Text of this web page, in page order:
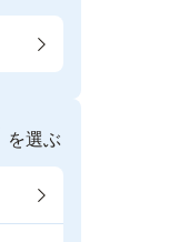
を選ぶ